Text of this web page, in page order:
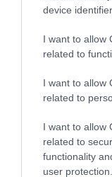
device
I want to allow
related to
I want to allow
related to
I want to allow
related to
functionality
user protection.
Η Λίμνη Ευβοίας
Στερεάς Ελλάδας
10.08.2026 | 11:00
Χαλκίδα: Γιατί
μωβ- ροζ το
παραλία
10.08.2026 | 10:40
ΠΕΡΙΣΣΟΤΕΡΑ